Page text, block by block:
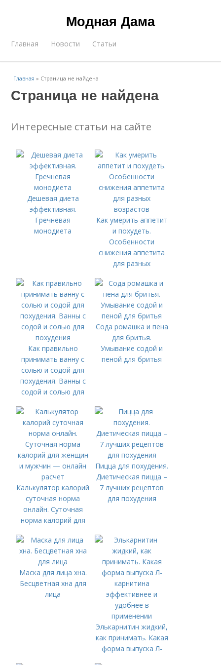
Модная Дама
Главная Новости Статьи
Главная » Страница не найдена
Страница не найдена
Интересные статьи на сайте
Дешевая диета
эффективная.
Гречневая
монодиета
Как умерить аппетит
и похудеть.
Особенности
снижения аппетита
для разных
Как правильно
принимать ванну с
солью и содой для
похудения. Ванны с
содой и солью для
Сода ромашка и пена
для бритья.
Умывание содой и
пеной для бритья
Калькулятор калорий
суточная норма
онлайн. Суточная
норма калорий для
онлайн расчет
Пицца для похудения.
Диетическая пицца –
7 лучших рецептов
для похудения
Маска для лица хна.
Бесцветная хна для
лица
Элькарнитин жидкий,
как принимать. Какая
форма выпуска Л-